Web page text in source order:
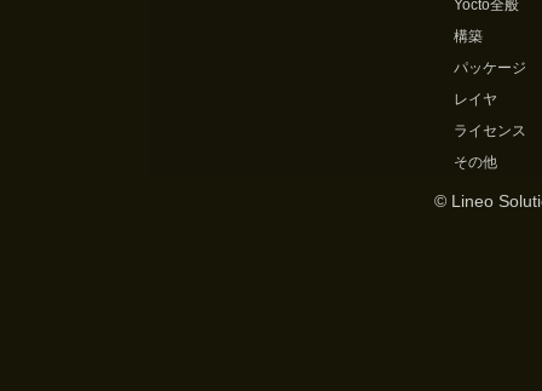
Yocto全般
構築
パッケージ
レイヤ
ライセンス
その他
© Lineo